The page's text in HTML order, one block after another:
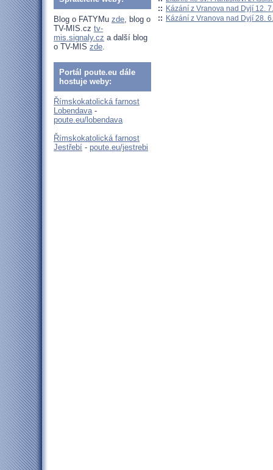
Blog o FATYMu zde, blog o
TV-MIS.cz tv-
mis.signaly.cz a další blog
o TV-MIS zde.
Portál poute.eu dále
hostuje weby:
Římskokatolická farnost
Lobendava-
poute.eu/lobendava
Římskokatolická farnost
Jestřebí - poute.eu/jestrebi
:: Kázání z Vranova nad Dyjí 12.
:: Kázání z Vranova nad Dyjí 28.